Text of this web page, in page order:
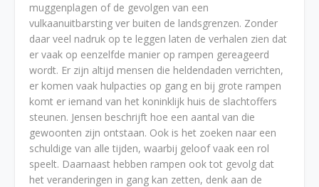
muggenplagen of de gevolgen van een
vulkaanuitbarsting ver buiten de landsgrenzen. Zonder
daar veel nadruk op te leggen laten de verhalen zien dat
er vaak op eenzelfde manier op rampen gereageerd
wordt. Er zijn altijd mensen die heldendaden verrichten,
er komen vaak hulpacties op gang en bij grote rampen
komt er iemand van het koninklijk huis de slachtoffers
steunen. Jensen beschrijft hoe een aantal van die
gewoonten zijn ontstaan. Ook is het zoeken naar een
schuldige van alle tijden, waarbij geloof vaak een rol
speelt. Daarnaast hebben rampen ook tot gevolg dat
het veranderingen in gang kan zetten, denk aan de